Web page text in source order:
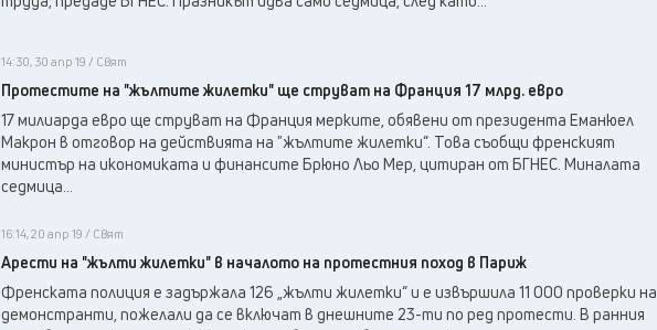
14:30, 30 апр 19 / Свят
Протестите на "жълтите жилетки" ще струват на Франция 17 млрд. евро
17 милиарда евро ще струват на Франция мерките, обявени от президента Еманюел
Макрон в отговор на действията на "жълтите жилетки”. Това съобщи френският
министър на икономиката и финансите Брюно Льо Мер, цитиран от БГНЕС. Миналата
седмица...
16:14, 20 апр 19 / Свят
Арести на "жълти жилетки" в началото на протестния поход в Париж
Френската полиция е задържала 126 „жълти жилетки“ и е извършила 11 000 проверки на
демонстранти, пожелали да се включат в днешните 23-ти по ред протести. В ранния